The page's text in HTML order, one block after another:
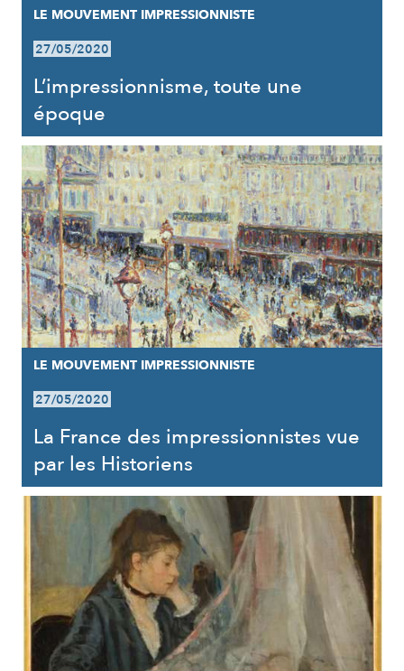
LE MOUVEMENT IMPRESSIONNISTE
27/05/2020
L’impressionnisme, toute une
époque
LE MOUVEMENT IMPRESSIONNISTE
27/05/2020
La France des impressionnistes vue
par les Historiens